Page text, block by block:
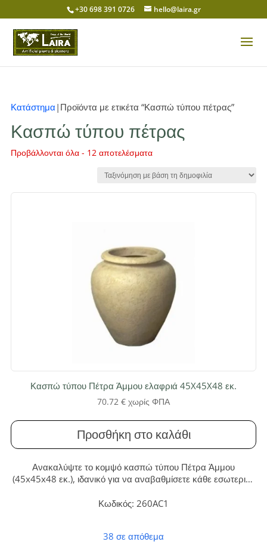
+30 698 391 0726 hello@laira.gr
Κατάστημα |Προϊόντα με ετικέτα “Κασπώ τύπου πέτρας”
Κασπώ τύπου πέτρας
Προβάλλονται όλα - 12 αποτελέσματαSorted
popularity
Κασπώ τύπου Πέτρα Άμμου ελαφριά 45X45X48 εκ.
70.72 € χωρίς ΦΠΑ
Προσθήκη στο καλάθι
Ανακαλύψτε το κομψό κασπώ τύπου Πέτρα Άμμου
(45x45x48 εκ.), ιδανικό για να αναβαθμίσετε κάθε εσωτερικό
ανθεκτικό fiberglass, προσφέρει τη διαχρονική αισθητική της
Κωδικός: 260AC1
38 σε απόθεμα